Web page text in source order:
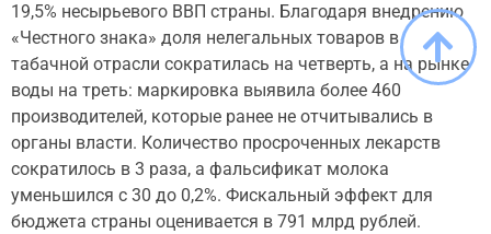
19,5% несырьевого ВВП страны. Благодаря внедрению
«Честного знака» доля нелегальных товаров в
табачной отрасли сократилась на четверть, а на рынке
воды на треть: маркировка выявила более 460
производителей, которые ранее не отчитывались в
органы власти. Количество просроченных лекарств
сократилось в 3 раза, а фальсификат молока
уменьшился с 30 до 0,2%. Фискальный эффект для
бюджета страны оценивается в 791 млрд рублей.